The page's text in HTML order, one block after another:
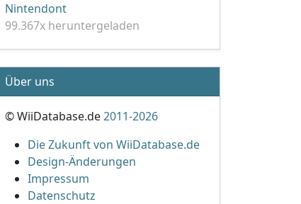
Nintendont
99.367x heruntergeladen
Über uns
© WiiDatabase.de2011-2026
Die Zukunft von WiiDatabase.de
Design-Änderungen
Impressum
Datenschutz